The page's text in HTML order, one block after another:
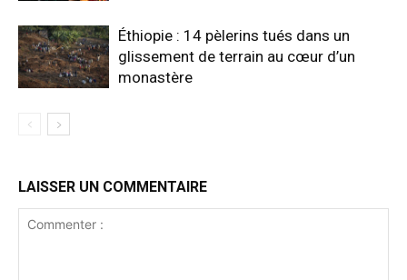
Éthiopie : 14 pèlerins tués dans un
glissement de terrain au cœur d’un
monastère
LAISSER UN COMMENTAIRE